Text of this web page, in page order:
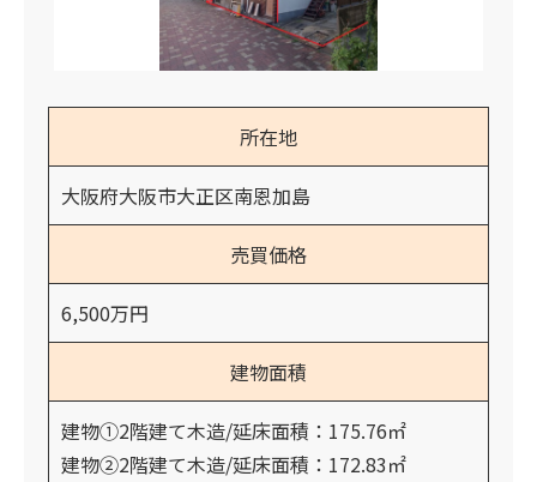
所在地
大阪府大阪市大正区南恩加島
売買価格
6,500万円
建物面積
建物①2階建て木造/延床面積：175.76㎡
建物②2階建て木造/延床面積：172.83㎡